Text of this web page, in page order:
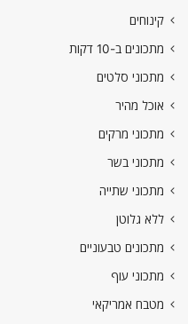
קינוחים
מתכונים ב-10 דקות
מתכוני סלטים
אוכל מהיר
מתכוני מרקים
מתכוני בשר
מתכוני שתייה
ללא גלוטן
מתכונים טבעוניים
מתכוני עוף
מטבח אמריקאי